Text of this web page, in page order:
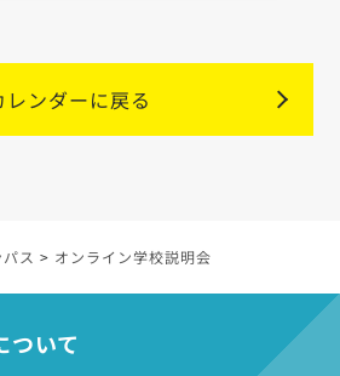
レンダーに戻る
ス > オンライン学校説明会
ついて